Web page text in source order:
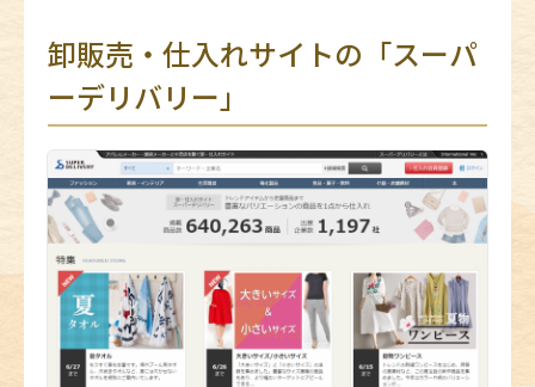
卸販売・仕入れサイトの「スーパ
ーデリバリー」